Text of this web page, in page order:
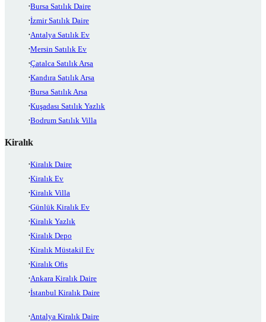
Bursa Satılık Daire
İzmir Satılık Daire
Antalya Satılık Ev
Mersin Satılık Ev
Çatalca Satılık Arsa
Kandıra Satılık Arsa
Bursa Satılık Arsa
Kuşadası Satılık Yazlık
Bodrum Satılık Villa
Kiralık
Kiralık Daire
Kiralık Ev
Kiralık Villa
Günlük Kiralık Ev
Kiralık Yazlık
Kiralık Depo
Kiralık Müstakil Ev
Kiralık Ofis
Ankara Kiralık Daire
İstanbul Kiralık Daire
Antalya Kiralık Daire